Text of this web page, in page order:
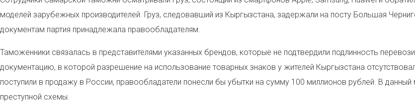
моделей зарубежных производителей. Груз, следовавший из Кыргызстана, задержали на посту Большая
документам партия принадлежала правообладателям.
Таможенники связалась в представителями указанных брендов, которые не подтвердили подлинность
документацию, в которой разрешение на использование товарных знаков у жителей Кыргызстана
поступили в продажу в России, правообладатели понесли бы убытки на сумму 100 миллионов рублей. В
преступной схемы.